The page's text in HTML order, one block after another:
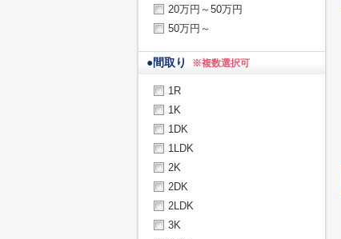
20万円～50万円
50万円～
●間取り ※複数選択可
1R
1K
1DK
1LDK
2K
2DK
2LDK
3K